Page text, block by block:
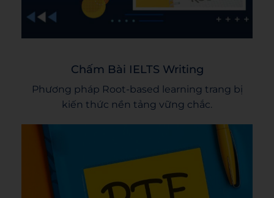
Chấm Bài IELTS Writing
Phương pháp Root-based learning trang bị
kiến thức nền tảng vững chắc.